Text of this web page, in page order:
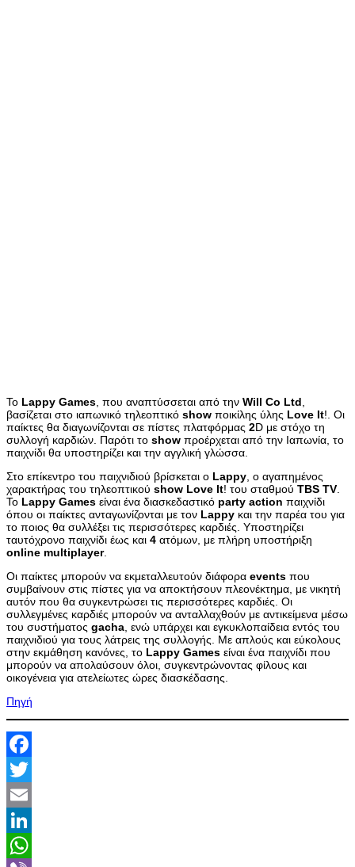
Το Lappy Games , που αναπτύσσεται από την Will Co Ltd
βασίζεται στο ιαπωνικό τηλεοπτικό show ποικίλης ύλης Love It!. Οι
παίκτες θα διαγωνίζονται σε πίστες πλατφόρμας 2D με στόχο τη
συλλογή καρδιών. Παρότι το show προέρχεται από την Ιαπωνία, το
παιχνίδι θα υποστηρίζει και την αγγλική γλώσσα.
Στο επίκεντρο του παιχνιδιού βρίσκεται ο Lappy , ο αγαπημένος
χαρακτήρας του τηλεοπτικού show Love It! του σταθμού TBS TV
Το Lappy Games είναι ένα διασκεδαστικό party action παιχνίδι
όπου οι παίκτες ανταγωνίζονται με τον Lappy και την παρέα του για
το ποιος θα συλλέξει τις περισσότερες καρδιές. Υποστηρίζει
ταυτόχρονο παιχνίδι έως και 4 ατόμων, με πλήρη υποστήριξη
online multiplayer.
Οι παίκτες μπορούν να εκμεταλλευτούν διάφορα events που
συμβαίνουν στις πίστες για να αποκτήσουν πλεονέκτημα, με νικητή
αυτόν που θα συγκεντρώσει τις περισσότερες καρδιές. Οι
συλλεγμένες καρδιές μπορούν να ανταλλαχθούν με αντικείμενα μέσω
του συστήματος gacha , ενώ υπάρχει και εγκυκλοπαίδεια εντός του
παιχνιδιού για τους λάτρεις της συλλογής. Με απλούς και εύκολους
στην εκμάθηση κανόνες, το Lappy Games είναι ένα παιχνίδι που
μπορούν να απολαύσουν όλοι, συγκεντρώνοντας φίλους και
οικογένεια για ατελείωτες ώρες διασκέδασης.
Πηγή
Facebook
Twitter
Email
LinkedIn